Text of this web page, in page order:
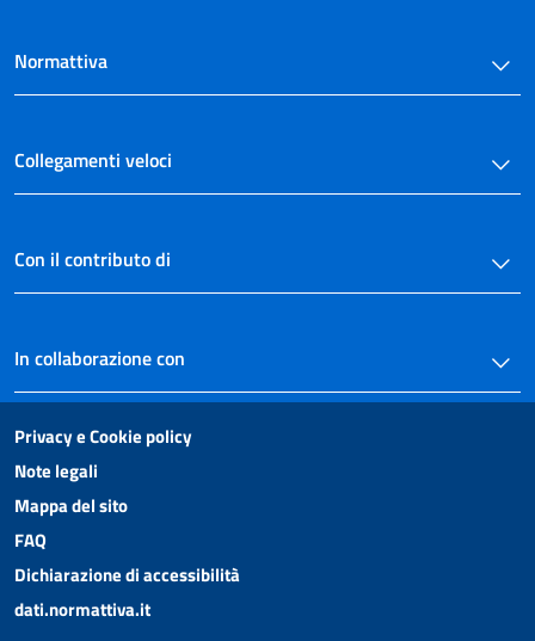
Normattiva
Collegamenti veloci
Con il contributo di
In collaborazione con
Privacy e Cookie policy
Note legali
Mappa del sito
FAQ
Dichiarazione di accessibilità
dati.normattiva.it